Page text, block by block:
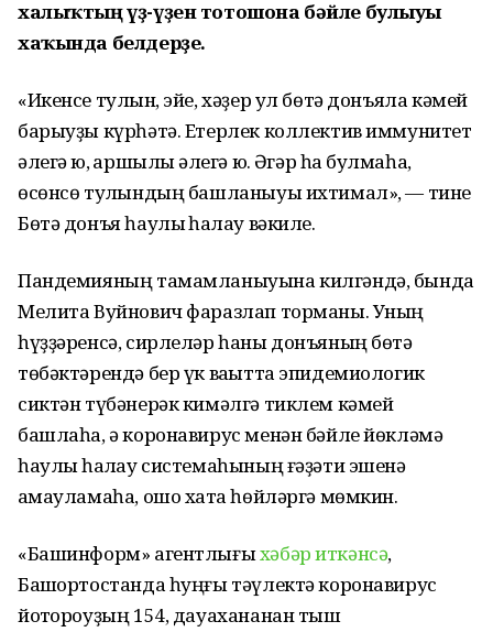
халыҡтың үҙ-үҙен тотошона бәйле булыуы
хаҡында белдерҙе.
«Икенсе тулҡын, эйе, хәҙер ул бөтә донъяла кәмей
барыуҙы күрһәтә. Етерлек коллектив иммунитет
әлегә юҡ, ҡаршылыҡ әлегә юҡ. Әгәр һаҡ булмаһаҡ,
өсөнсө тулҡындың башланыуы ихтимал», — тине
Бөтә донъя һаулыҡ һаҡлау вәкиле.
Пандемияның тамамланыуына килгәндә, бында
Мелита Вуйнович фаразлап торманы. Уның
һүҙҙәренсә, сирлеләр һаны донъяның бөтә
төбәктәрендә бер үк ваҡытта эпидемиологик
сиктән түбәнерәк кимәлгә тиклем кәмей
башлаһа, ә коронавирус менән бәйле йөкләмә
һаулыҡ һаҡлау системаһының ғәҙәти эшенә
ҡамауламаһа, ошо хаҡта һөйләргә мөмкин.
«Башинформ» агентлығыхәбәр иткәнсә,
Башҡортостанда һуңғы тәүлектә коронавирус
йоҡтороуҙың 154, дауахананан тыш